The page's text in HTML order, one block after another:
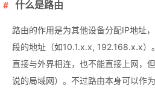
什么是路由
路由的作用是为其他设备分配IP地址
段的地址（如10.1.x.x, 192.168.x.x）
直接与外界相连，也不能直接上网，
说的局域网）。不过路由本身可以作